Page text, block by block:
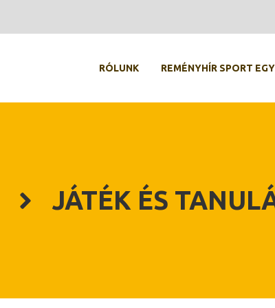
RÓLUNK REMÉNYHÍR SPORT
JÁTÉK ÉS